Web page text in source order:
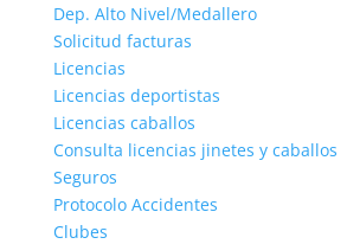
Dep. Alto Nivel/Medallero
Solicitud facturas
Licencias
Licencias deportistas
Licencias caballos
Consulta licencias jinetes y caballos
Seguros
Protocolo Accidentes
Clubes